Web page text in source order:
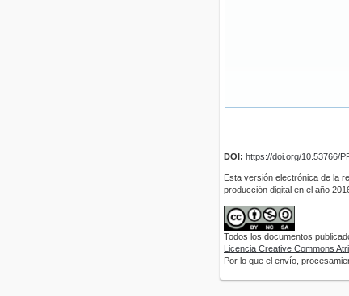
DOI: https://doi.org/10.53766/
Esta versión electrónica de la
producción digital en el año
Todos los documentos
Licencia Creative Commons
Por lo que el envío,